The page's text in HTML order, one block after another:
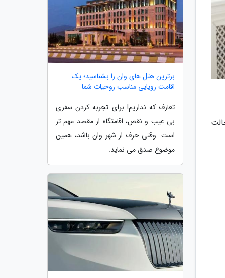
برترین هتل های وان را بشناسید؛ یک
اقامت رویایی مناسب روحیات شما
تعارف که نداریم! برای تجربه کردن سفری
بی عیب و نقص، اقامتگاه از مقصد مهم تر
است. وقتی حرف از شهر وان باشد، همین
موضوع صدق می نماید.